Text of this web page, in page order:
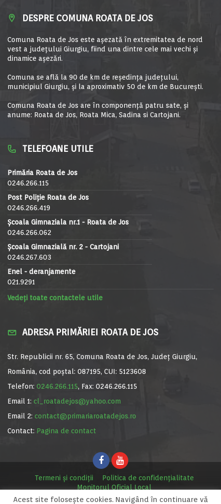
DESPRE COMUNA ROATA DE JOS
Comuna Roata de Jos este aşezată în extremitatea de nord
vest a judeţului Giurgiu, fiind una dintre cele mai vechi şi
dinamice aşezări.
Comuna se află la 90 de km de reşedinţa judeţului,
municipiul Giurgiu, şi la aproximativ 50 de km de Bucureşti.
Comuna Roata de Jos are în componență patru sate, și
anume: Roata de Jos, Roata Mica, Sadina si Cartojani.
TELEFOANE UTILE
Primăria Roata de Jos
0246.266.115
Post Poliție Roata de Jos
0246.266.419
Școala Gimnaziala nr.1 - Roata de Jos
0246.266.062
Școala Gimnazială nr. 2 - Cartojani
0246.267.603
Enel - deranjamente
021.9291
Vedeți toate contactele utile
ADRESA PRIMĂRIEI ROATA DE JOS
Str. Republicii nr. 65, Comuna Roata de Jos, Județ Giurgiu,
România, cod poștal: 087195, CUI: 5123608
Telefon: 0246.266.115, Fax: 0246.266.115
Email 1: cl_roatadejos@yahoo.com
Email 2: contact@primariaroatadejos.ro
Contact: Pagina de contact
Termeni și condiții
Politica de confidențialitate
Monitorul Oficial Local
Acest site foloseşte cookies. Navigând în continuare vă